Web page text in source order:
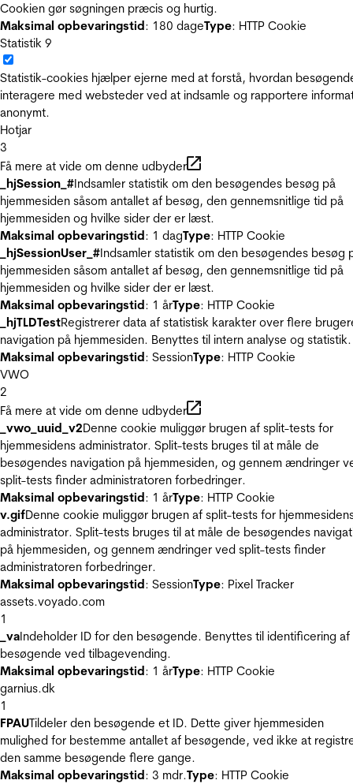
Cookien gør søgningen præcis og hurtig.
Maksimal opbevaringstid: 180 dageType: HTTP Cookie
Statistik 9
Statistik-cookies hjælper ejerne med at forstå, hvordan
interagere med websteder ved at indsamle og rapportere
anonymt.
Hotjar
3
Få mere at vide om denne udbyder
_hjSession_#Indsamler statistik om den besøgendes besøg på
hjemmesiden såsom antallet af besøg, den gennemsnitlige tid på
hjemmesiden og hvilke sider der er læst.
Maksimal opbevaringstid: 1 dagType: HTTP Cookie
_hjSessionUser_#Indsamler statistik om den besøgendes besøg
hjemmesiden såsom antallet af besøg, den gennemsnitlige tid på
hjemmesiden og hvilke sider der er læst.
Maksimal opbevaringstid: 1 årType: HTTP Cookie
_hjTLDTestRegistrerer data af statistisk karakter over flere
navigation på hjemmesiden. Benyttes til intern analyse og statistik.
Maksimal opbevaringstid: SessionType: HTTP Cookie
VWO
2
Få mere at vide om denne udbyder
_vwo_uuid_v2Denne cookie muliggør brugen af split-tests for
hjemmesidens administrator. Split-tests bruges til at måle de
besøgendes navigation på hjemmesiden, og gennem ændringer
split-tests finder administratoren forbedringer.
Maksimal opbevaringstid: 1 årType: HTTP Cookie
v.gifDenne cookie muliggør brugen af split-tests for
administrator. Split-tests bruges til at måle de besøgendes
på hjemmesiden, og gennem ændringer ved split-tests finder
administratoren forbedringer.
Maksimal opbevaringstid: SessionType: Pixel Tracker
assets.voyado.com
1
_vaIndeholder ID for den besøgende. Benyttes til identificering af
besøgende ved tilbagevending.
Maksimal opbevaringstid: 1 årType: HTTP Cookie
garnius.dk
1
FPAUTildeler den besøgende et ID. Dette giver hjemmesiden
mulighed for bestemme antallet af besøgende, ved ikke at
den samme besøgende flere gange.
Maksimal opbevaringstid: 3 mdr.Type: HTTP Cookie